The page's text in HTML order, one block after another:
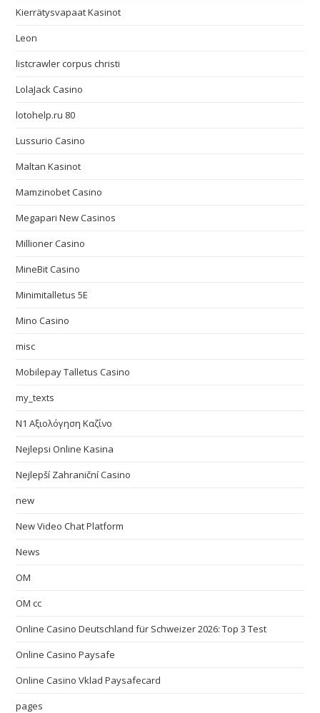
Kierrätysvapaat Kasinot
Leon
listcrawler corpus christi
LolaJack Casino
lotohelp.ru 80
Lussurio Casino
Maltan Kasinot
Mamzinobet Casino
Megapari New Casinos
Millioner Casino
MineBit Casino
Minimitalletus 5E
Mino Casino
misc
Mobilepay Talletus Casino
my_texts
N1 Αξιολόγηση Καζίνο
Nejlepsi Online Kasina
Nejlepší Zahraniční Casino
new
New Video Chat Platform
News
OM
OM cc
Online Casino Deutschland für Schweizer 2026: Top 3 Test
Online Casino Paysafe
Online Casino Vklad Paysafecard
pages